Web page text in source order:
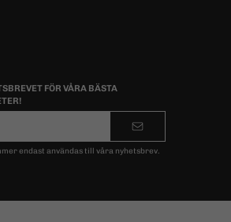
FÖR VÅRA BÄSTA
endast användas till våra nyhetsbrev.